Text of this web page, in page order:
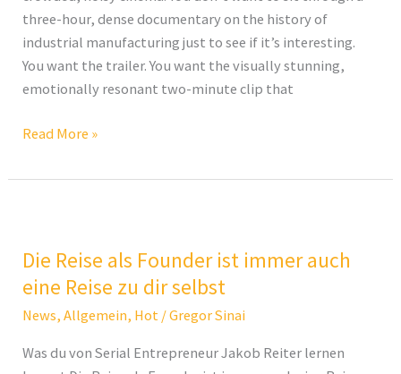
three-hour, dense documentary on the history of
industrial manufacturing just to see if it’s interesting.
You want the trailer. You want the visually stunning,
emotionally resonant two-minute clip that
Read More »
Die Reise als Founder ist immer auch
eine Reise zu dir selbst
News,Allgemein, Hot /Gregor Sinai
Was du von Serial Entrepreneur Jakob Reiter lernen
als
Founder
immer
auch